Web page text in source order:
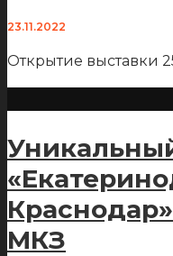
23.11.2022
Открытие выставки
МКЗ